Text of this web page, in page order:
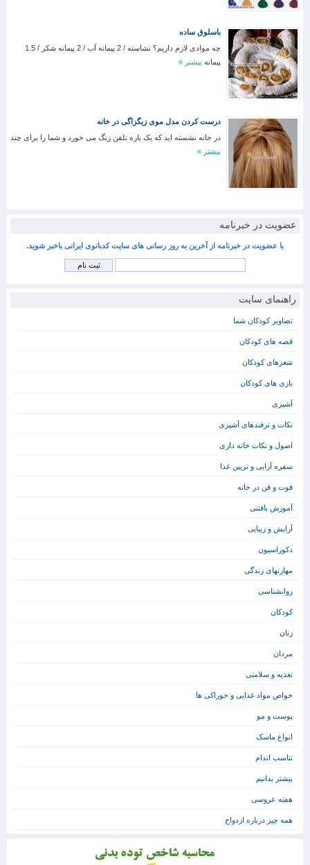
باسلوق ساده
چه موادی لازم داریم؟ نشاسته / 2 پیمانه آب / 2 پیمانه شکر / 1.5
پیمانه بیشتر »
درست کردن مدل موی زیگزاگی در خانه
در خانه نشسته اید که یک باره تلفن زنگ می خورد و شما را برای چند
بیشتر »
عضویت در خبرنامه
با عضویت در خبرنامه از آخرین به روز رسانی های سایت کدبانوی ایرانی باخبر شوید.
راهنمای سایت
تصاویر کودکان شما
قصه های کودکان
شعرهای کودکان
بازی های کودکان
آشپزی
نکات و ترفندهای آشپزی
اصول و نکات خانه داری
سفره آرایی و تزیین غذا
فوت و فن در خانه
آموزش بافتنی
آرایش و زیبایی
دکوراسیون
مهارتهای زندگی
روانشناسی
کودکان
زنان
مردان
تغذیه و سلامتی
خواص مواد غذایی و خوراکی ها
پوست و مو
انواع ماسک
تناسب اندام
بیشتر بدانیم
هفته عروسی
همه چیز درباره ازدواج